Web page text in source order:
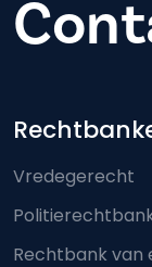
Vredegerecht
Rechtbank van